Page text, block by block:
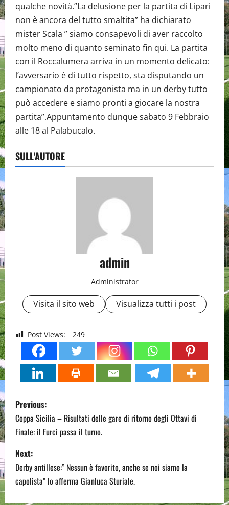
qualche novità.”La delusione per la partita di Lipari
non è ancora del tutto smaltita” ha dichiarato
mister Scala ” siamo consapevoli di aver raccolto
molto meno di quanto seminato fin qui. La partita
con il Roccalumera arriva in un momento delicato:
l’avversario è di tutto rispetto, sta disputando un
campionato da protagonista ma in un derby tutto
può accedere e siamo pronti a giocare la nostra
partita”.Appuntamento dunque sabato 9 Febbraio
alle 18 al Palabucalo.
SULL'AUTORE
admin
Administrator
Visita il sito web Visualizza tutti i post
Post Views: 249
P
o
s
t
n
Previous:
Coppa Sicilia – Risultati delle gare di ritorno degli Ottavi di
Finale: il Furci passa il turno.
Next:
Derby antillese:” Nessun è favorito, anche se noi siamo la
capolista” lo afferma Gianluca Sturiale.